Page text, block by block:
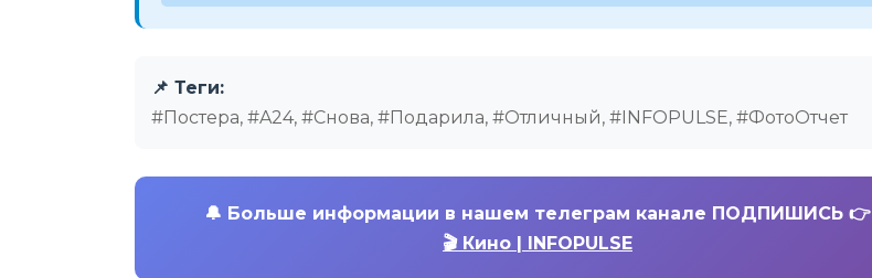
📌 Теги:
#Постера, #A24, #Снова, #Подарила, #Отличный, #INFOPULSE, #ФотоОтчет
🔔 Больше информации в нашем телеграм канале ПОДПИШИСЬ 👉
🎬 Кино | INFOPULSE